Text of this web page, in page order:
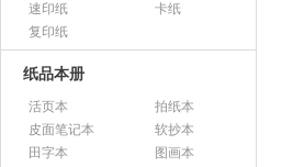
速印纸
卡纸
复印纸
纸品本册
活页本
拍纸本
皮面笔记本
软抄本
田字本
图画本